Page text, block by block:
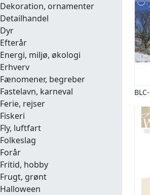
Dekoration, ornamenter
Detailhandel
Dyr
Efterår
Energi, miljø, økologi
Erhverv
Fænomener, begreber
Fastelavn, karneval
Ferie, rejser
Fiskeri
Fly, luftfart
Folkeslag
Forår
Fritid, hobby
Frugt, grønt
Halloween